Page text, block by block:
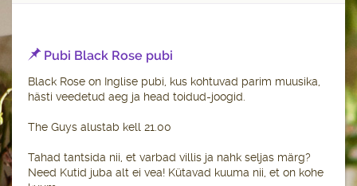
Pubi Black Rose pubi
Black Rose on Inglise pubi, kus kohtuvad parim muusika,
hästi veedetud aeg ja head toidud-joogid.
The Guys alustab kell 21.00
Tahad tantsida nii, et varbad villis ja nahk seljas märg?
Need Kutid juba alt ei vea! Kütavad kuuma nii, et on kohe